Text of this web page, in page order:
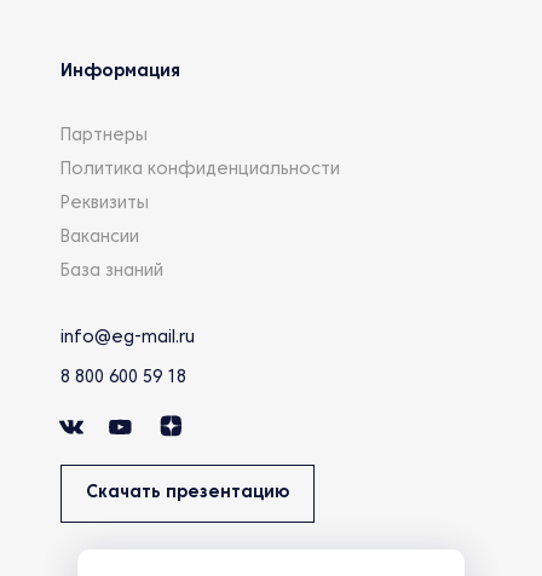
Информация
Партнеры
Политика конфиденциальности
Реквизиты
Вакансии
База знаний
info@eg-mail.ru
8 800 600 59 18
Скачать презентацию